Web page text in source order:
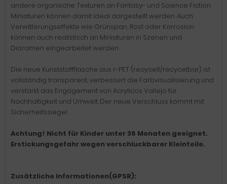
andere organische Texturen an Fantasy- und Science Fiction
Miniaturen können damit ideal dargestellt werden. Auch
Verwitterungseffekte wie Grünspan, Rost oder Korrosion
können auch realistisch an Miniaturen in Szenen und
Dioramen eingearbeitet werden.
Die neue Kunststoffflasche aus r-PET (recycelt/recycelbar) ist
vollständig transparent, verbessert die Farbvisualisierung und
verstärkt das Engagement von Acrylicos Vallejo für
Nachhaltigkeit und Umwelt. Der neue Verschluss kommt mit
Sicherheitssiegel.
Achtung! Nicht für Kinder unter 36 Monaten geeignet.
Erstickungsgefahr wegen verschluckbarer Kleinteile.
Zusätzliche Informationen(GPSR):